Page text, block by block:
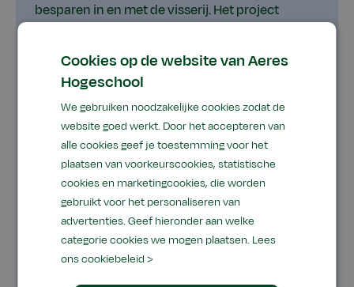
besparen in en met de visserij. Het project
adoptie om tot brandstofbesparing te komen
in de visserij. Het gedrag en de besluitvorming
van en samen met vissers visualiseren om
inzicht te krijgen in hun drijfveren, waarden
en sociale structuren. Daarnaast wordt er, na
een inventarisatie van technologische
innovaties op toepasbaarheid en
investeringsdrempels, gekeken naar learning
communities. Het onderzoekt loopt twee jaar.
Locatie Thema
Cookies op de website van Aeres
Hogeschool
We gebruiken noodzakelijke cookies zodat de
website goed werkt. Door het accepteren van
alle cookies geef je toestemming voor het
plaatsen van voorkeurscookies, statistische
cookies en marketingcookies, die worden
gebruikt voor het personaliseren van
advertenties. Geef hieronder aan welke
categorie cookies we mogen plaatsen. Lees
ons cookiebeleid >